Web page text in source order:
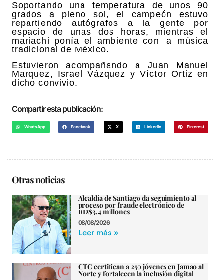
Soportando una temperatura de unos 90
grados a pleno sol, el campeón estuvo
repartiendo autógrafos a la gente por
espacio de unas dos horas, mientras el
mariachi ponía el ambiente con la música
tradicional de México.
Estuvieron acompañando a Juan Manuel
Marquez, Israel Vázquez y Víctor Ortiz en
dicho convivio.
Compartir esta publicación:
WhatsApp Facebook X LinkedIn Pinterest
Otras noticias
Alcaldía de Santiago da seguimiento al
proceso por fraude electrónico de
RD$3.4 millones
08/08/2026
Leer más »
CTC certifican a 250 jóvenes en Jamao al
Norte y fortalecen la inclusión digital